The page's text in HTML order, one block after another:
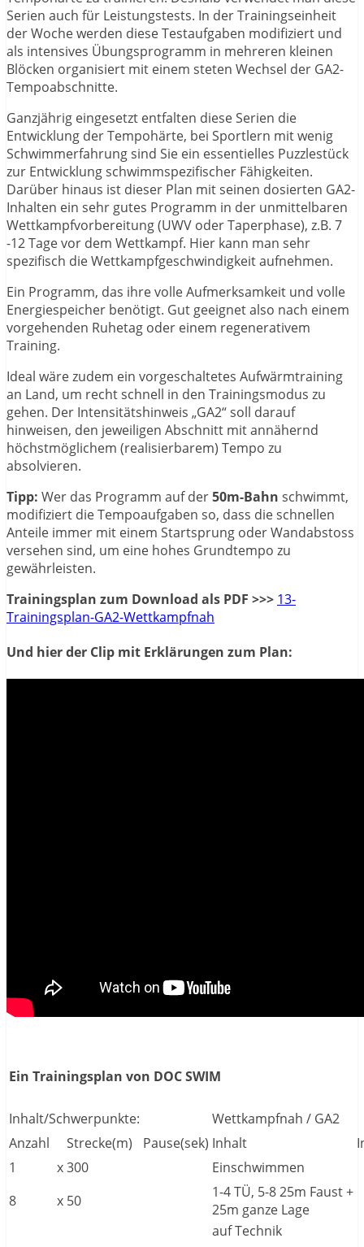
Serien auch für Leistungstests. In der Trainingseinheit
der Woche werden diese Testaufgaben modifiziert und
als intensives Übungsprogramm in mehreren kleinen
Blöcken organisiert mit einem steten Wechsel der GA2-
Tempoabschnitte.
Ganzjährig eingesetzt entfalten diese Serien die
Entwicklung der Tempohärte, bei Sportlern mit wenig
Schwimmerfahrung sind Sie ein essentielles Puzzlestück
zur Entwicklung schwimmspezifischer Fähigkeiten.
Darüber hinaus ist dieser Plan mit seinen dosierten GA2-
Inhalten ein sehr gutes Programm in der unmittelbaren
Wettkampfvorbereitung (UWV oder Taperphase), z.B. 7
-12 Tage vor dem Wettkampf. Hier kann man sehr
spezifisch die Wettkampfgeschwindigkeit aufnehmen.
Ein Programm, das ihre volle Aufmerksamkeit und volle
Energiespeicher benötigt. Gut geeignet also nach einem
vorgehenden Ruhetag oder einem regenerativem
Training.
Ideal wäre zudem ein vorgeschaltetes Aufwärmtraining
an Land, um recht schnell in den Trainingsmodus zu
gehen. Der Intensitätshinweis „GA2“ soll darauf
hinweisen, den jeweiligen Abschnitt mit annähernd
höchstmöglichem (realisierbarem) Tempo zu
absolvieren.
Tipp: Wer das Programm auf der50m-Bahn schwimmt,
modifiziert die Tempoaufgaben so, dass die schnellen
Anteile immer mit einem Startsprung oder Wandabstoss
versehen sind, um eine hohes Grundtempo zu
gewährleisten.
Trainingsplan zum Download als PDF >>> 13-
Trainingsplan-GA2-Wettkampfnah
Und hier der Clip mit Erklärungen zum Plan:
Ein Trainingsplan von DOC SWIM
Inhalt/Schwerpunkte:
Wettkampfnah / GA2
Anzahl
Strecke(m) Pause(sek) Inhalt
1
x300
Einschwimmen
8
x 50
1-4 TÜ, 5-8 25m Faust +
25m ganze Lage
auf Technik